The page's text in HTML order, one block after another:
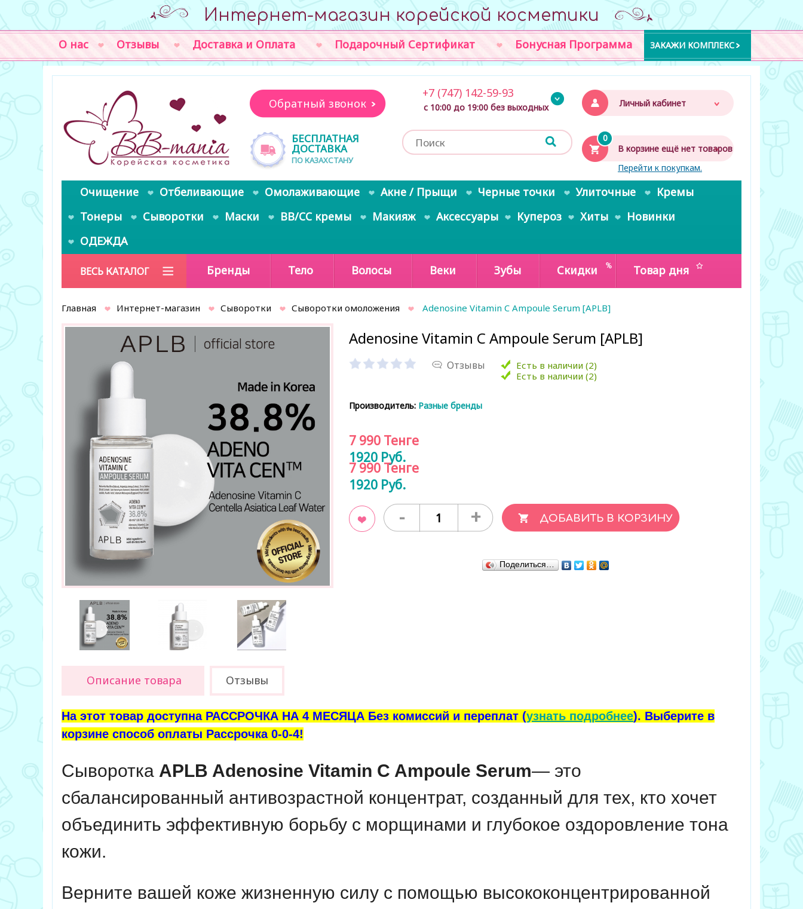
Интернет-магазин корейской косметики
О нас Отзывы Доставка и Оплата Подарочный Сертификат Бонусная Программа ЗАКАЖИ КОМПЛЕКС
Личный кабинет
0
В корзине ещё нет товаров
Перейти к покупкам.
Обратный звонок
БЕСПЛАТНАЯ
ДОСТАВКА
ПО КАЗАХСТАНУ
+7 (747) 142-59-93
с 10:00 до 19:00 без выходных
Очищение Отбеливающие Омолаживающие Акне / Прыщи Черные точки Улиточные
Кремы
Тонеры
Сыворотки Маски BB/CC кремы Макияж Аксессуары Купероз Хиты
Новинки
ОДЕЖДА
ВЕСЬ КАТАЛОГ Бренды Тело Волосы Веки Зубы Скидки Товар дня
Главная Интернет-магазин Сыворотки Сыворотки омоложения Adenosine Vitamin C Ampoule Serum [APLB]
Adenosine Vitamin C Ampoule Serum [APLB]
Отзывы
Есть в наличии (2)
Есть в наличии (2)
Производитель: Разные бренды
7 990 Тенге
1920 Руб.
7 990 Тенге
1920 Руб.
- +
В закладки
Поделиться…
Описание товара Отзывы
На этот товар доступна РАССРОЧКА НА 4 МЕСЯЦА Без комиссий и переплат (узнать подробнее). Выберите в
корзине способ оплаты Рассрочка 0-0-4!
Сыворотка APLB Adenosine Vitamin C Ampoule Serum— это
сбалансированный антивозрастной концентрат, созданный для тех, кто хочет
объединить эффективную борьбу с морщинами и глубокое оздоровление тона
кожи.
Верните вашей коже жизненную силу с помощью высококонцентрированной